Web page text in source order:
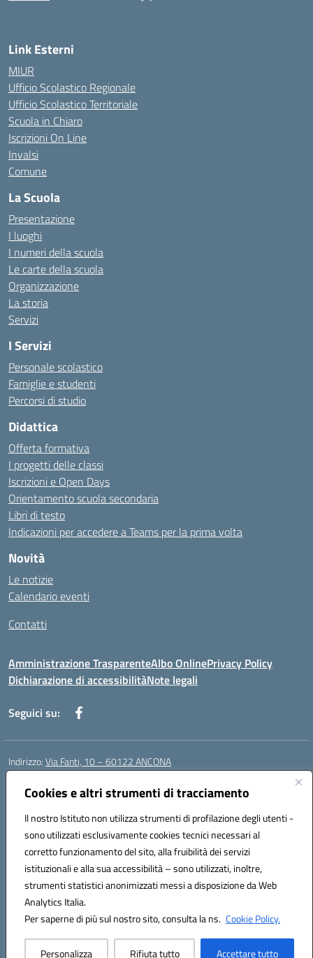
Cookies e altri strumenti di tracciamento
Il nostro Istituto non utilizza strumenti di profilazione degli utenti -
sono utilizzati esclusivamente cookies tecnici necessari al
corretto funzionamento del sito, alla fruibilità dei servizi
istituzionali e alla sua accessibilità – sono utilizzati, inoltre,
strumenti statistici anonimizzati messi a disposizione da Web
Analytics Italia.
Per saperne di più sul nostro sito, consulta la ns. Cookie Policy.
Personalizza Rifiuta tutto Accettare tutto
Link Esterni
MIUR
Ufficio Scolastico Regionale
Ufficio Scolastico Territoriale
Scuola in Chiaro
Iscrizioni On Line
Invalsi
Comune
La Scuola
Presentazione
I luoghi
I numeri della scuola
Le carte della scuola
Organizzazione
La storia
Servizi
I Servizi
Personale scolastico
Famiglie e studenti
Percorsi di studio
Didattica
Offerta formativa
I progetti delle classi
Iscrizioni e Open Days
Orientamento scuola secondaria
Libri di testo
Indicazioni per accedere a Teams per la prima volta
Novità
Le notizie
Calendario eventi
Contatti
Amministrazione TrasparenteAlbo OnlinePrivacy Policy
Dichiarazione di accessibilitàNote legali
Seguici su:
Indirizzo:Via Fanti, 10 – 60122 ANCONA
Centralino:
Posta elettronica certificata (PEC):anic813007@pec.istruzione.it
Codice fiscale: 80014930426
Codice meccanografico:anic813007
Codice Indice delle Pubbliche Amministrazioni (IPA): istsc_anic813007
Codice unico di fatturazione (CUF): UFWP60
Hosting & Powered by 3D Solution S.r.l.
Concept & Design by Designers Italia